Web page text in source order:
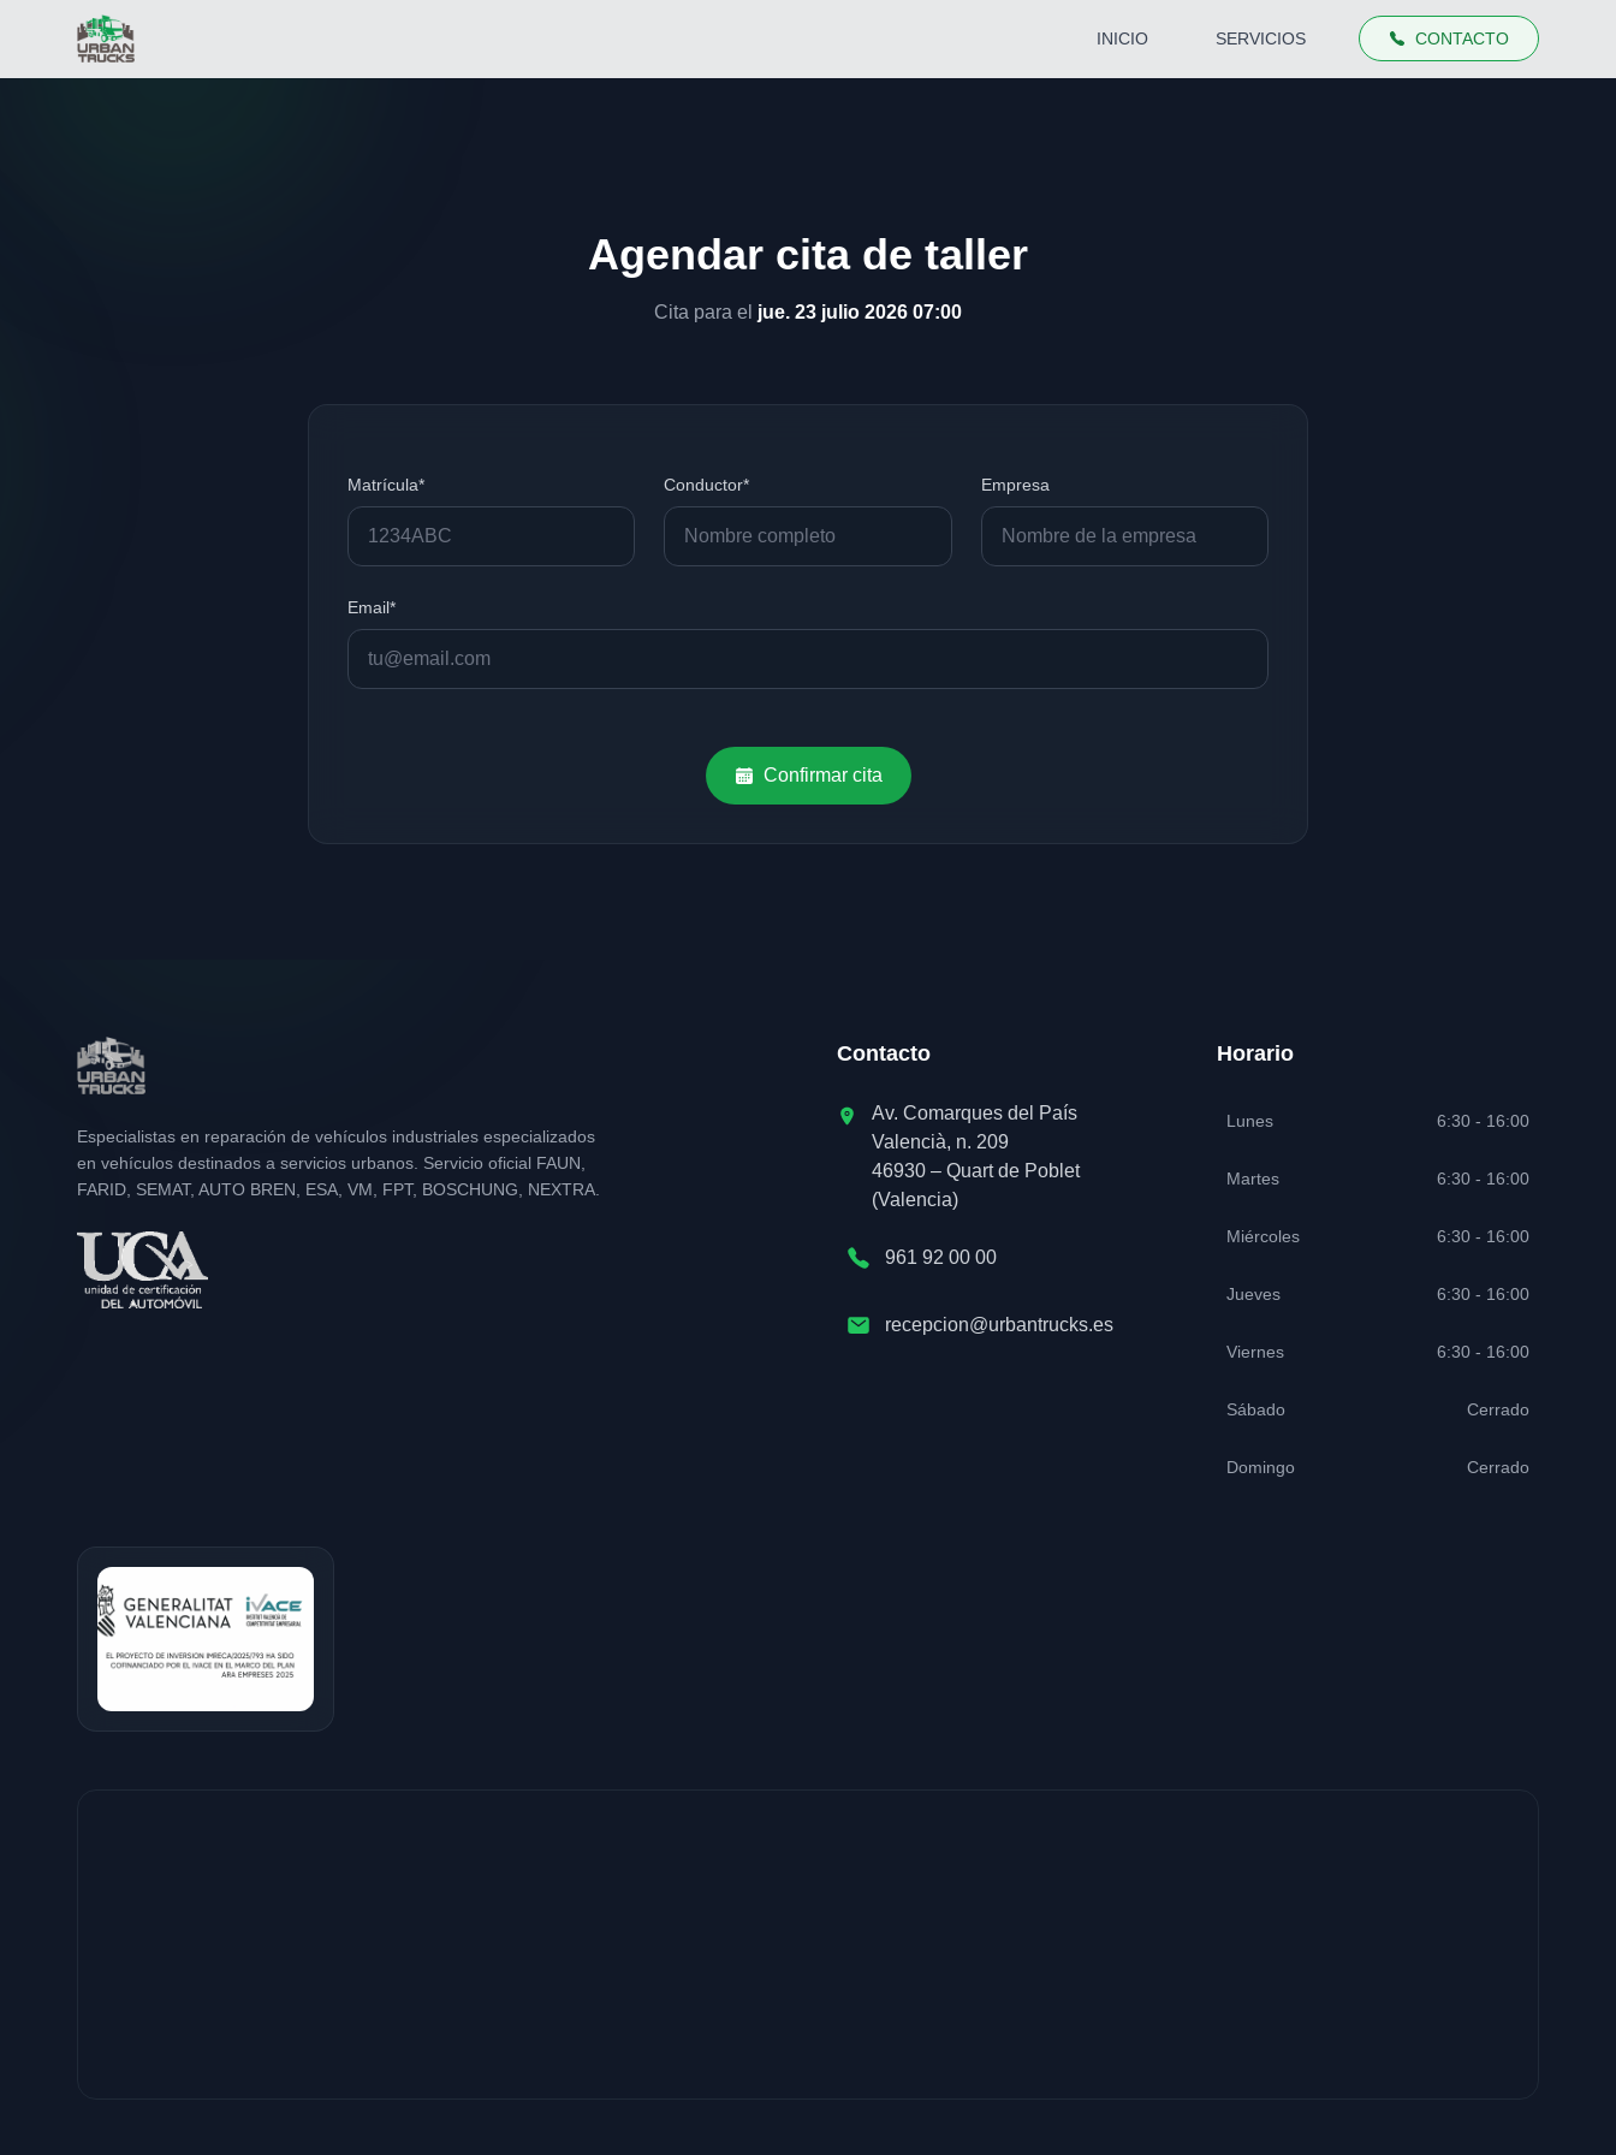
INICIO SERVICIOS CONTACTO
Agendar cita de taller
Cita para el jue. 23 julio 2026 07:00
Matrícula* Conductor* Empresa
Email*
Confirmar cita
Especialistas en reparación de vehículos industriales especializados
en vehículos destinados a servicios urbanos. Servicio oficial FAUN,
FARID, SEMAT, AUTO BREN, ESA, VM, FPT, BOSCHUNG, NEXTRA.
Contacto
Av. Comarques del País
Valencià, n. 209
46930 – Quart de Poblet
(Valencia)
961 92 00 00
recepcion@urbantrucks.es
Horario
Lunes 6:30 - 16:00
Martes 6:30 - 16:00
Miércoles 6:30 - 16:00
Jueves 6:30 - 16:00
Viernes 6:30 - 16:00
Sábado Cerrado
Domingo Cerrado